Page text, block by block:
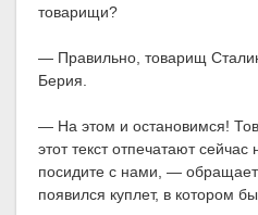
товарищи?
— Правильно, товарищ
Берия.
— На этом и остановимся!
этот текст отпечатают
посидите с нами, —
появился куплет, в котором